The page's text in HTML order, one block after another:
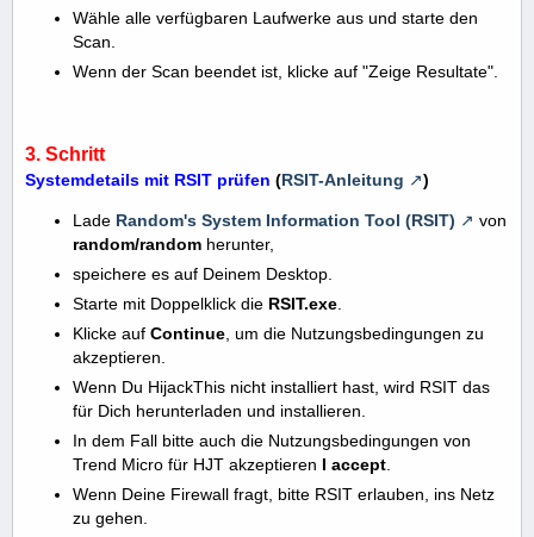
Wähle alle verfügbaren Laufwerke aus und starte den
Scan.
Wenn der Scan beendet ist, klicke auf "Zeige Resultate".
3. Schritt
Systemdetails mit RSIT prüfen (RSIT-Anleitung )
Lade Random's System Information Tool (RSIT)
von
random/random herunter,
speichere es auf Deinem Desktop.
Starte mit Doppelklick die RSIT.exe.
Klicke auf Continue, um die Nutzungsbedingungen zu
akzeptieren.
Wenn Du HijackThis nicht installiert hast, wird RSIT das
für Dich herunterladen und installieren.
In dem Fall bitte auch die Nutzungsbedingungen von
Trend Micro für HJT akzeptieren I accept.
Wenn Deine Firewall fragt, bitte RSIT erlauben, ins Netz
zu gehen.